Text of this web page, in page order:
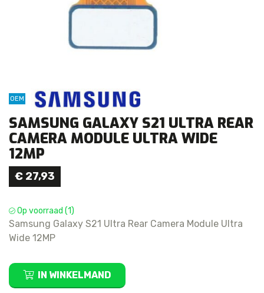
OEM
SAMSUNG GALAXY S21 ULTRA REAR
CAMERA MODULE ULTRA WIDE
12MP
€ 27,93
Op voorraad (1)
Samsung Galaxy S21 Ultra Rear Camera Module Ultra
Wide 12MP
Samsung
Galaxy
IN WINKELMAND